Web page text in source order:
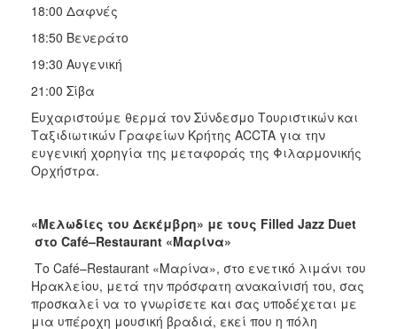
18:00 Δαφνές
18:50 Βενεράτο
19:30 Αυγενική
21:00 Σίβα
Ευχαριστούμε θερμά τον Σύνδεσμο Τουριστικών και
Ταξιδιωτικών Γραφείων Κρήτης ACCTA για την
ευγενική χορηγία της μεταφοράς της Φιλαρμονικής
Ορχήστρα.
«Μελωδίες του Δεκέμβρη» με τους Filled Jazz Duet
στο Café–Restaurant «Μαρίνα»
Το Café–Restaurant «Μαρίνα», στο ενετικό λιμάνι του
Ηρακλείου, μετά την πρόσφατη ανακαίνισή του, σας
προσκαλεί να το γνωρίσετε και σας υποδέχεται με
μια υπέροχη μουσική βραδιά, εκεί που η πόλη